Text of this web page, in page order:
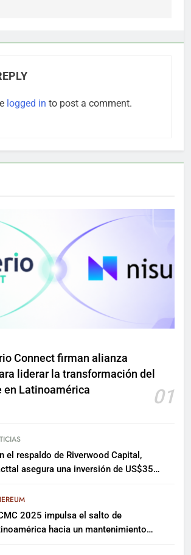
logged in to post a comment.
Connect firman alianza
liderar la transformación del
en Latinoamérica
01
el respaldo de Riverwood Capital,
asegura una inversión de US$35
2025 impulsa el salto de
hacia un mantenimiento